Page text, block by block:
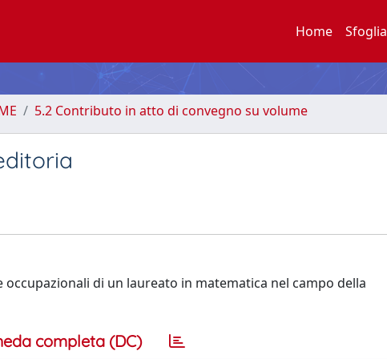
Home Sfoglia
5.2 Contributo in atto di convegno su volume
di un laureato in matematica nel campo della
completa (DC)